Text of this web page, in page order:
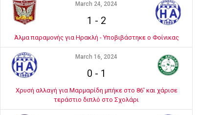
March 24, 2024
1 - 2
Άλμα παραμονής για Ηρακλή - Υποβιβάστηκε ο Φοίνικας
March 16, 2024
0 - 1
Χρυσή αλλαγή για Μαρμαρίδη μπήκε στο 86' και χάρισε
τεράστιο διπλό στο Σχολάρι